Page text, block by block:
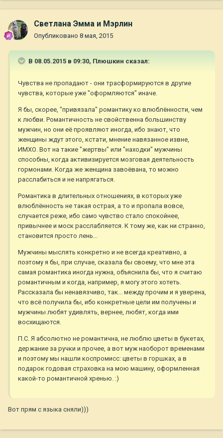
Светлана Эмма и Мэрлин
Опубликовано 8 мая, 2015
В 08.05.2015 в 09:30, Плюшкин сказал:
Чувства не пропадают - они трасформируются в другие
чувства, которые уже "оформляются" иначе.
Я бы, скорее, "привязала" романтику ко влюблённости, чем
к любви. Романтичность не свойственна большинству
мужчин, но они её проявляют иногда, ибо знают, что
женщины ждут этого, кстати, мнение навязанное извне,
ИМХО. Вот на такие "жертвы" или "находки" мужчины
способны, когда активизируется мозговая деятельность
гормонами. Когда же женщина завоёвана, то можно
расслабиться и не напрягаться.
Романтика в длительных отношениях, в которых уже
влюблённость не такая острая, а то и пропала вовсе,
случается реже, ибо само чувство стало спокойнее,
привычнее и моск расслабляется. К тому же, как ни странно,
становится просто лень...
Мужчины мыслять конкретно и не всегда креативно, а
поэтому я бы, при случае, сказала бы своему, что мне эта
самая романтика иногда нужна, объяснила бы, что я считаю
романтичным и когда, например, я могу этого хотеть.
Рассказала бы ненавязчиво, так... между прочим и я уверена,
что всё получила бы, ибо конкретные цели им получены и
мужчины любят удивлять, вернее, любят, когда ими
восхищаются.
П.С. Я абсолютно не романтична, не люблю цветы в букетах,
держание за ручки и прочее, а вот муж наоборот временами
и поэтому мы нашли коспромисс: цветы в горшках, а в
подарок годовая страховка на мою машину, оформленная
какой-то романтичной хренью. :)
Вот прям с языка сняли)))